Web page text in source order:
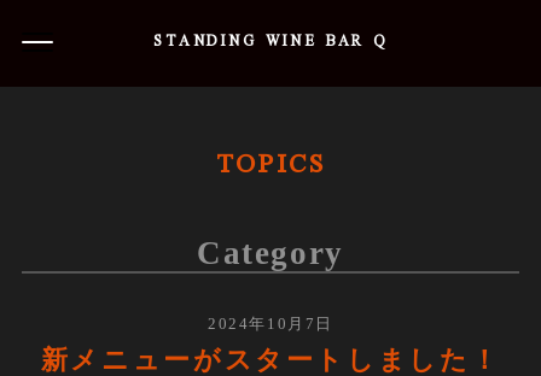
STANDING WINE BAR Q
TOPICS
Category
2024年10月7日
新メニューがスタートしました！